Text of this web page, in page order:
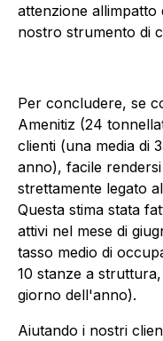
attenzione
nostro strumento di
Per concludere, se
Amenitiz (24
clienti (una media di
anno), facile
strettamente legato
Questa stima stata
attivi nel mese di
tasso medio di
10 stanze a
giorno dell'anno).
Aiutando i nostri